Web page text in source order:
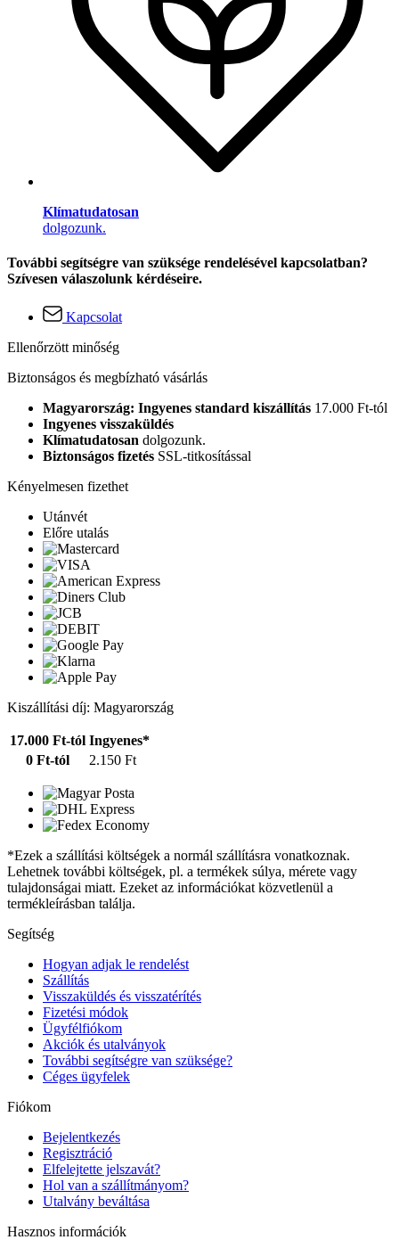
Klímatudatosan
dolgozunk.
További segítségre van szüksége rendelésével kapcsolatban?
Szívesen válaszolunk kérdéseire.
Kapcsolat
Ellenőrzött minőség
Biztonságos és megbízható vásárlás
Magyarország: Ingyenes standard kiszállítás 17.000 Ft-tól
Ingyenes visszaküldés
Klímatudatosan dolgozunk.
Biztonságos fizetés SSL-titkosítással
Kényelmesen fizethet
Utánvét
Előre utalás
Kiszállítási díj: Magyarország
17.000 Ft-tól Ingyenes*
0 Ft-tól
2.150 Ft
*Ezek a szállítási költségek a normál szállításra vonatkoznak.
Lehetnek további költségek, pl. a termékek súlya, mérete vagy
tulajdonságai miatt. Ezeket az információkat közvetlenül a
termékleírásban találja.
Segítség
Hogyan adjak le rendelést
Szállítás
Visszaküldés és visszatérítés
Fizetési módok
Ügyfélfiókom
Akciók és utalványok
További segítségre van szüksége?
Céges ügyfelek
Fiókom
Bejelentkezés
Regisztráció
Elfelejtette jelszavát?
Hol van a szállítmányom?
Utalvány beváltása
Hasznos információk